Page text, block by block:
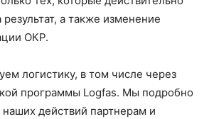
а также изменение
ОКР.
логистику, в том числе через
программы Logfas. Мы подробно
действий партнерам и